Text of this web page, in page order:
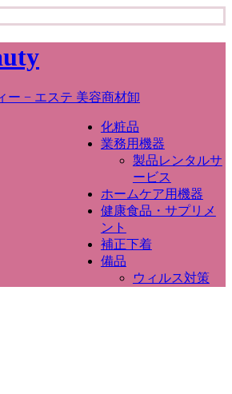
化粧品
業務用機器
製品レンタルサ
ービス
ホームケア用機器
健康食品・サプリメ
ント
補正下着
備品
ウィルス対策